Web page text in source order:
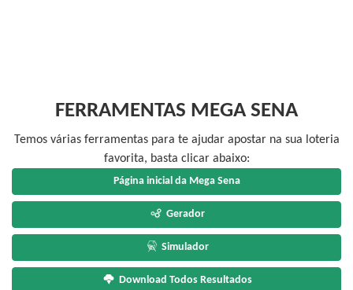
FERRAMENTAS MEGA SENA
Temos várias ferramentas para te ajudar apostar na sua loteria
favorita, basta clicar abaixo:
Página inicial da Mega Sena
Gerador
Simulador
Download Todos Resultados